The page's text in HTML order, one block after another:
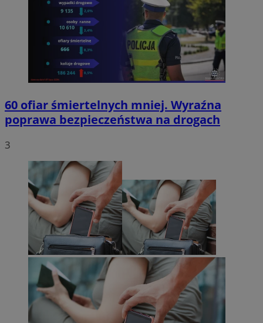
60 ofiar śmiertelnych mniej. Wyraźna
poprawa bezpieczeństwa na drogach
3